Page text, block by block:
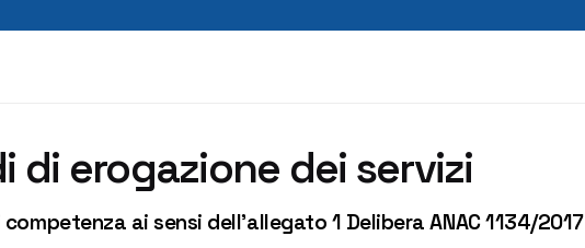
di erogazione dei servizi
ai sensi dell’allegato 1 Delibera ANAC 1134/2017